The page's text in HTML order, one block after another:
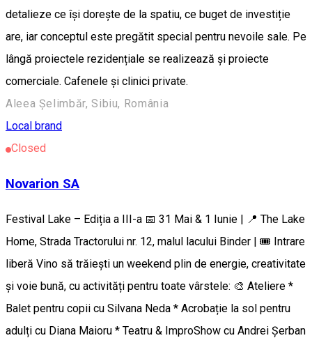
detalieze ce își dorește de la spatiu, ce buget de investiție
are, iar conceptul este pregătit special pentru nevoile sale. Pe
lângă proiectele rezidențiale se realizează și proiecte
comerciale. Cafenele și clinici private.
Aleea Șelimbăr, Sibiu, România
Local brand
Closed
Novarion SA
Festival Lake – Ediția a III-a 📅 31 Mai & 1 Iunie | 📍 The Lake
Home, Strada Tractorului nr. 12, malul lacului Binder | 🎟️ Intrare
liberă Vino să trăiești un weekend plin de energie, creativitate
și voie bună, cu activități pentru toate vârstele: 🎨 Ateliere *
Balet pentru copii cu Silvana Neda * Acrobație la sol pentru
adulți cu Diana Maioru * Teatru & ImproShow cu Andrei Șerban